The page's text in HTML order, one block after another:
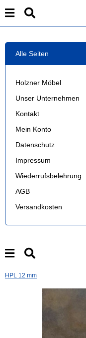
Alle Seiten
Holzner Möbel
Unser Unternehmen
Kontakt
Mein Konto
Datenschutz
Impressum
Wiederrufsbelehrung
AGB
Versandkosten
HPL 12 mm